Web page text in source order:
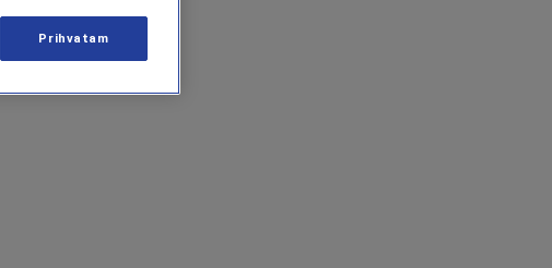
Prihvatam